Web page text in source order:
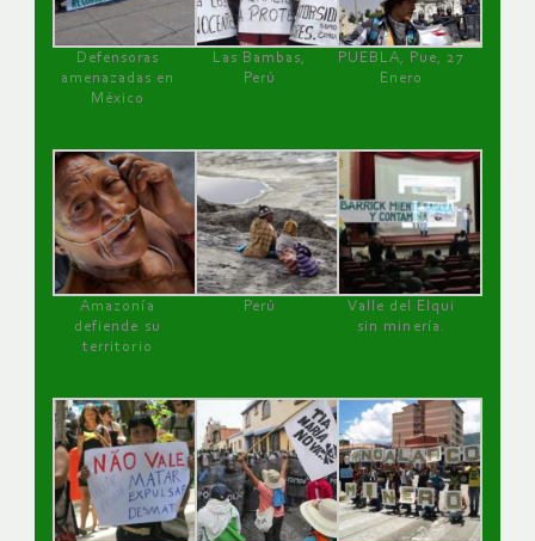
Defensoras
amenazadas en
México
Las Bambas,
Perú
PUEBLA, Pue, 27
Enero
Amazonía
defiende su
territorio
Perú
Valle del Elqui
sin minería.